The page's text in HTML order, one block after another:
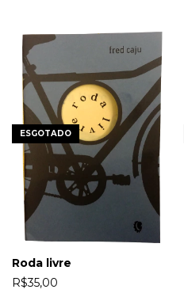
ESGOTADO
Roda livre
R$35,00